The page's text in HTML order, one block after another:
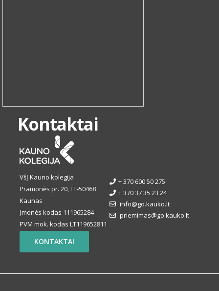
Kontaktai
VšĮ Kauno kolegija
Pramonės pr. 20, LT-50468
Kaunas
Įmonės kodas 111965284
PVM mok. kodas LT119652811
+ 370 600 50 275
+ 370 37 35 23 24
info@go.kauko.lt
priemimas@go.kauko.lt
KONTAKTAI